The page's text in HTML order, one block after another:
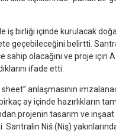
iş birliği içinde kurulacak
geçebileceğini belirtti.
sahip olacağını ve proje için
ifade etti.
anlaşmasının
ay içinde hazırlıkların
projenin tasarım ve inşaat
Niš (Niş)